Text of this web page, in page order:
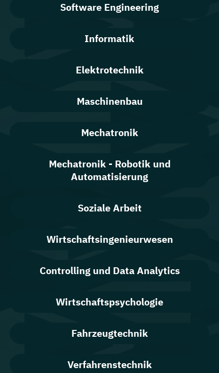
Software Engineering
Informatik
Elektrotechnik
Maschinenbau
Mechatronik
Mechatronik - Robotik und
Automatisierung
Soziale Arbeit
Wirtschaftsingenieurwesen
Controlling und Data Analytics
Wirtschaftspsychologie
Fahrzeugtechnik
Verfahrenstechnik